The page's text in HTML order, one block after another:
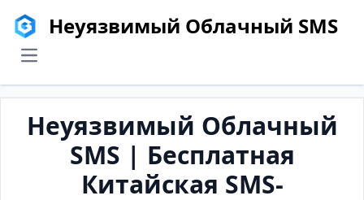
Неуязвимый Облачный SMS
menu
Неуязвимый Облачный
SMS | Бесплатная
Китайская SMS-